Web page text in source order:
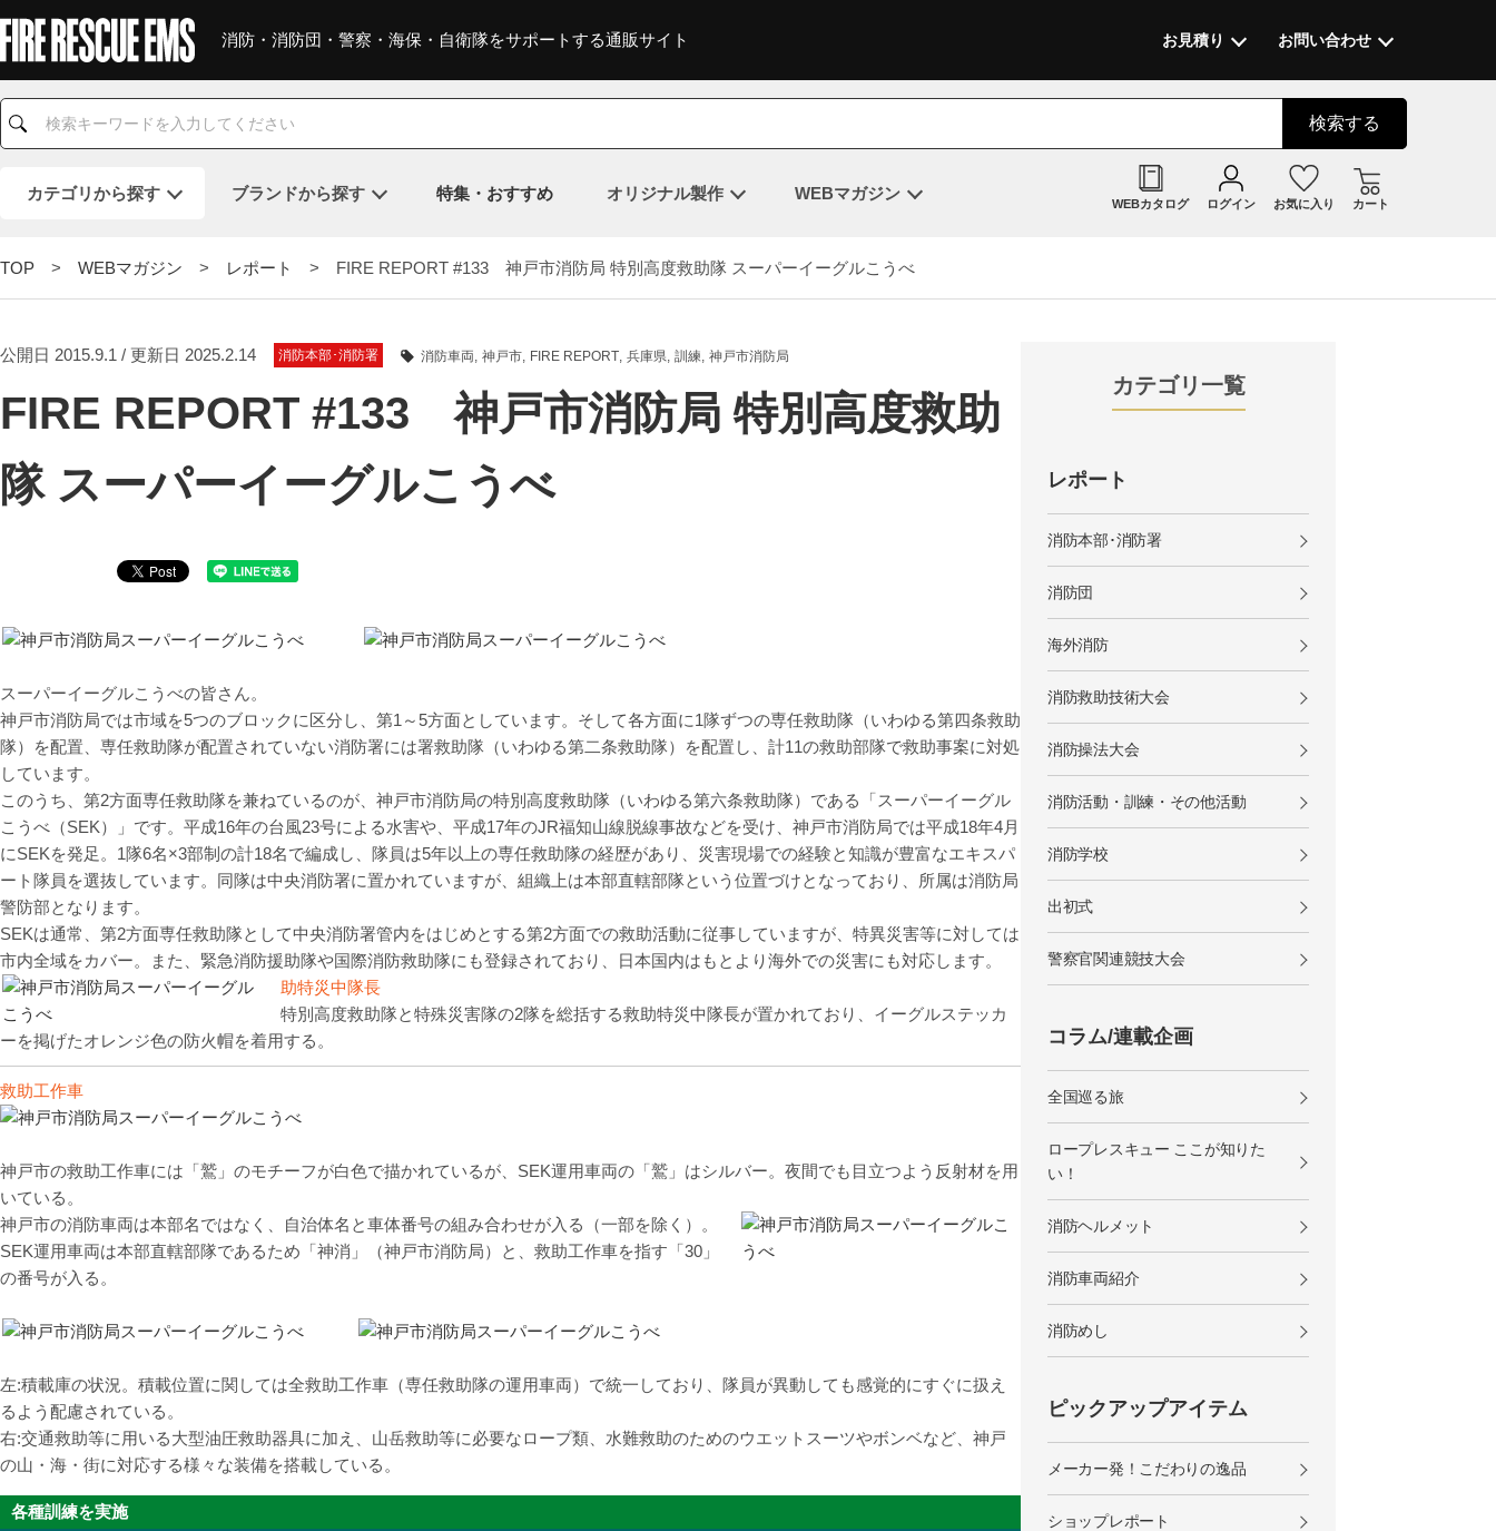
消防・消防団・警察・海保・自衛隊をサポートする通販サイト お見積り お問い合わせ
検索する
カテゴリから探す ブランドから探す 特集・おすすめ オリジナル製作 WEBマガジン
WEBカタログ ログイン お気に入り カート
TOP > WEBマガジン > レポート > FIRE REPORT #133 神戸市消防局 特別高度救助隊 スーパーイーグルこうべ
公開日 2015.9.1 / 更新日 2025.2.14 消防本部･消防署 消防車両 神戸市 FIRE REPORT 兵庫県 訓練 神戸市消防局
FIRE REPORT #133 神戸市消防局 特別高度救助
隊 スーパーイーグルこうべ
スーパーイーグルこうべの皆さん。
神戸市消防局では市域を5つのブロックに区分し、第1～5方面としています。そして各方面に1隊ずつの専任救助隊（いわゆる第四条救助
隊）を配置、専任救助隊が配置されていない消防署には署救助隊（いわゆる第二条救助隊）を配置し、計11の救助部隊で救助事案に対処
しています。
このうち、第2方面専任救助隊を兼ねているのが、神戸市消防局の特別高度救助隊（いわゆる第六条救助隊）である「スーパーイーグル
こうべ（SEK）」です。平成16年の台風23号による水害や、平成17年のJR福知山線脱線事故などを受け、神戸市消防局では平成18年4月
にSEKを発足。1隊6名×3部制の計18名で編成し、隊員は5年以上の専任救助隊の経歴があり、災害現場での経験と知識が豊富なエキスパ
ート隊員を選抜しています。同隊は中央消防署に置かれていますが、組織上は本部直轄部隊という位置づけとなっており、所属は消防局
警防部となります。
SEKは通常、第2方面専任救助隊として中央消防署管内をはじめとする第2方面での救助活動に従事していますが、特異災害等に対しては
市内全域をカバー。また、緊急消防援助隊や国際消防救助隊にも登録されており、日本国内はもとより海外での災害にも対応します。
助特災中隊長
特別高度救助隊と特殊災害隊の2隊を総括する救助特災中隊長が置かれており、イーグルステッカ
ーを掲げたオレンジ色の防火帽を着用する。
救助工作車
神戸市の救助工作車には「鷲」のモチーフが白色で描かれているが、SEK運用車両の「鷲」はシルバー。夜間でも目立つよう反射材を用
いている。
神戸市の消防車両は本部名ではなく、自治体名と車体番号の組み合わせが入る（一部を除く）。
SEK運用車両は本部直轄部隊であるため「神消」（神戸市消防局）と、救助工作車を指す「30」
の番号が入る。
左:積載庫の状況。積載位置に関しては全救助工作車（専任救助隊の運用車両）で統一しており、隊員が異動しても感覚的にすぐに扱え
るよう配慮されている。
右:交通救助等に用いる大型油圧救助器具に加え、山岳救助等に必要なロープ類、水難救助のためのウエットスーツやボンベなど、神戸
の山・海・街に対応する様々な装備を搭載している。
各種訓練を実施
カテゴリ一覧
レポート
消防本部･消防署
消防団
海外消防
消防救助技術大会
消防操法大会
消防活動・訓練・その他活動
消防学校
出初式
警察官関連競技大会
コラム/連載企画
全国巡る旅
ロープレスキュー ここが知りた
い！
消防ヘルメット
消防車両紹介
消防めし
ピックアップアイテム
メーカー発！こだわりの逸品
ショップレポート